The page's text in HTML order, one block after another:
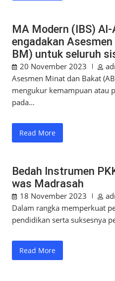
MA Modern (IBS)
engadakan
BM) untuk seluruh
20 November 2023
Asesmen Minat dan Bakat
mengukur kemampuan atau
pada…
Read More
Bedah Instrumen
was Madrasah
18 November 2023
Dalam rangka memperkuat
pendidikan serta suksesnya
Read More